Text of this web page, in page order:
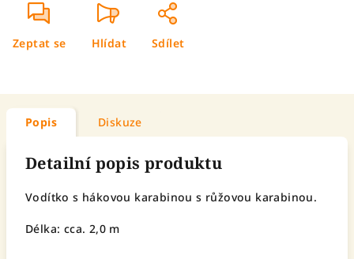
Zeptat se Hlídat Sdílet
Popis Diskuze
Detailní popis produktu
Vodítko s hákovou karabinou s růžovou karabinou.
Délka: cca. 2,0 m